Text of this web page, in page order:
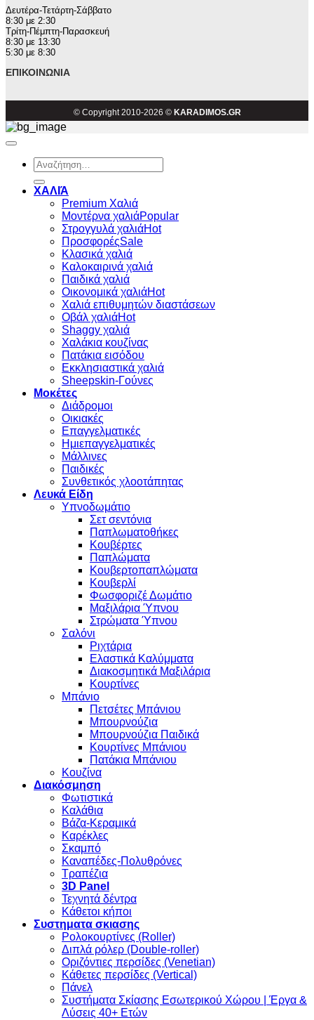
Δευτέρα-Τετάρτη-Σάββατο
8:30 με 2:30
Τρίτη-Πέμπτη-Παρασκευή
8:30 με 13:30
5:30 με 8:30
ΕΠΙΚΟΙΝΩΝΊΑ
© Copyright 2010-2026 © KARADIMOS.GR
Αναζήτηση
για:
ΧΑΛΙΆ
Premium Χαλιά
Μοντέρνα χαλιά
Στρογγυλά χαλιά
Προσφορές
Κλασικά χαλιά
Καλοκαιρινά χαλιά
Παιδικά χαλιά
Οικονομικά χαλιά
Χαλιά επιθυμητών διαστάσεων
Οβάλ χαλιά
Shaggy χαλιά
Χαλάκια κουζίνας
Πατάκια εισόδου
Εκκλησιαστικά χαλιά
Sheepskin-Γούνες
Μοκέτες
Διάδρομοι
Οικιακές
Επαγγελματικές
Ημιεπαγγελματικές
Μάλλινες
Παιδικές
Συνθετικός χλοοτάπητας
Λευκά Είδη
Υπνοδωμάτιο
Σετ σεντόνια
Παπλωματοθήκες
Κουβέρτες
Παπλώματα
Κουβερτοπαπλώματα
Κουβερλί
Φωσφοριζέ Δωμάτιο
Μαξιλάρια Ύπνου
Στρώματα Ύπνου
Σαλόνι
Ριχτάρια
Ελαστικά Καλύμματα
Διακοσμητικά Μαξιλάρια
Κουρτίνες
Μπάνιο
Πετσέτες Μπάνιου
Μπουρνούζια
Μπουρνούζια Παιδικά
Κουρτίνες Μπάνιου
Πατάκια Μπάνιου
Κουζίνα
Διακόσμηση
Φωτιστικά
Καλάθια
Βάζα-Κεραμικά
Καρέκλες
Σκαμπό
Καναπέδες-Πολυθρόνες
Τραπέζια
3D Panel
Τεχνητά δέντρα
Κάθετοι κήποι
Συστηματα σκιασης
Ρολοκουρτίνες (Roller)
Διπλά ρόλερ (Double-roller)
Οριζόντιες περσίδες (Venetian)
Κάθετες περσίδες (Vertical)
Πάνελ
Συστήματα Σκίασης Εσωτερικού Χώρου | Έργα &
Λύσεις 40+ Ετών